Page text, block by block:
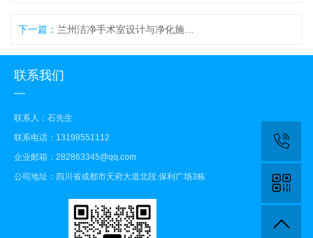
下一篇：
联系我们
联系人：石先生
联系电话：13198551112
企业邮箱：282863345@qq.com
公司地址：四川省成都市天府大道北段.保利广场3栋